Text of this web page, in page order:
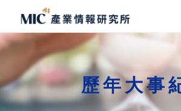
歷年大事